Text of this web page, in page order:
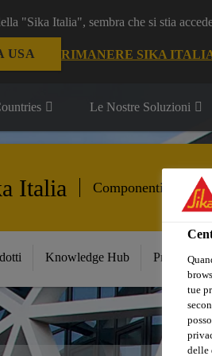
"Sika Italia", sembra che si stia
USA RIMANERE SIKA
Le Nostre Soluzioni
Italia Componenti per le
Knowledge Hub Principali
tue
delle